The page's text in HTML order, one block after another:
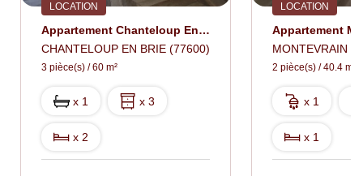
LOCATION
Appartement Chanteloup En Brie 3 Pièce(s) 57.65 M2
CHANTELOUP EN BRIE (77600)
3 pièce(s) / 60 m²
x 1 x 3
x 2
LOCATION
MONTEVRAIN
2 pièce(s) / 40.4 m²
x 1
x 1